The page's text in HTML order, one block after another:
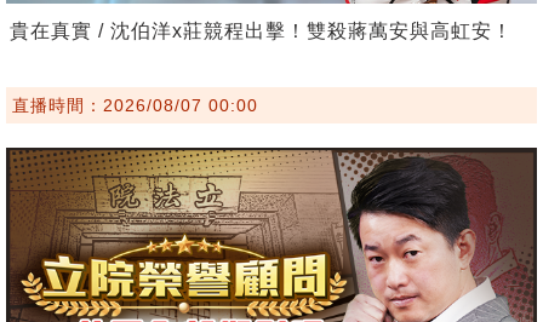
貴在真實 / 沈伯洋x莊競程出擊！雙殺蔣萬安與高虹安！
直播時間：2026/08/07 00:00